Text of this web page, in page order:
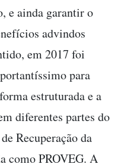
e ainda garantir o
advindos
em 2017 foi
para
estruturada e a
diferentes partes do
Recuperação da
como PROVEG. A